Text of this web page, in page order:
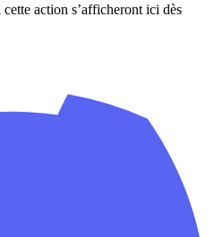
action s’afficheront ici dès